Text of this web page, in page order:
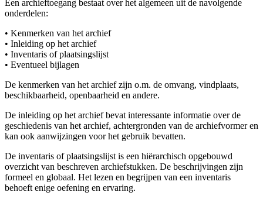
Een archieftoegang bestaat over het algemeen uit de navolgende
onderdelen:
• Kenmerken van het archief
• Inleiding op het archief
• Inventaris of plaatsingslijst
• Eventueel bijlagen
De kenmerken van het archief zijn o.m. de omvang, vindplaats,
beschikbaarheid, openbaarheid en andere.
De inleiding op het archief bevat interessante informatie over de
geschiedenis van het archief, achtergronden van de archiefvormer en
kan ook aanwijzingen voor het gebruik bevatten.
De inventaris of plaatsingslijst is een hiërarchisch opgebouwd
overzicht van beschreven archiefstukken. De beschrijvingen zijn
formeel en globaal. Het lezen en begrijpen van een inventaris
behoeft enige oefening en ervaring.